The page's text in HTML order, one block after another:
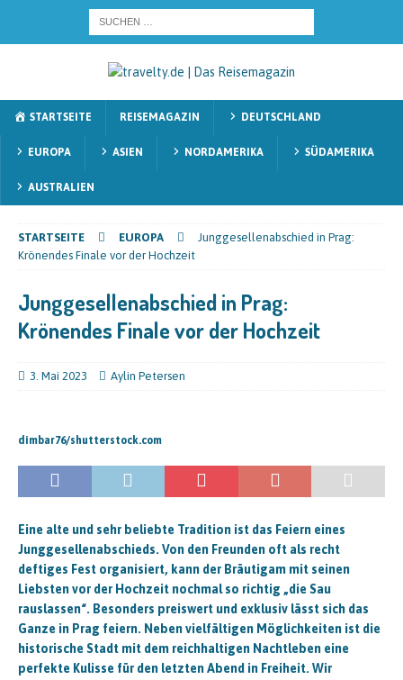
STARTSEITE REISEMAGAZIN DEUTSCHLAND
EUROPA ASIEN NORDAMERIKA SÜDAMERIKA
AUSTRALIEN
STARTSEITE EUROPA
Junggesellenabschied in Prag:
Krönendes Finale vor der Hochzeit
Junggesellenabschied in Prag:
Krönendes Finale vor der Hochzeit
3. Mai 2023 Aylin Petersen
dimbar76/shutterstock.com
Eine alte und sehr beliebte Tradition ist das Feiern eines
Junggesellenabschieds. Von den Freunden oft als recht
deftiges Fest organisiert, kann der Bräutigam mit seinen
Liebsten vor der Hochzeit nochmal so richtig „die Sau
rauslassen“. Besonders preiswert und exklusiv lässt sich das
Ganze in Prag feiern. Neben vielfältigen Möglichkeiten ist die
historische Stadt mit dem reichhaltigen Nachtleben eine
perfekte Kulisse für den letzten Abend in Freiheit. Wir